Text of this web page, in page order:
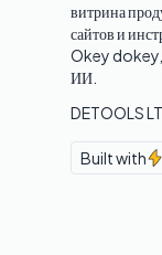
витрина
сайтов и
Okey dokey,
ИИ.
DETOOLS
Built with